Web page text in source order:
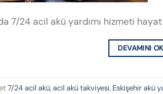
7/24 acil akü yardımı hizmeti hayat
DEVAMINI
7/24 acil akü,acil akü takviyesi, Eskişehir akü